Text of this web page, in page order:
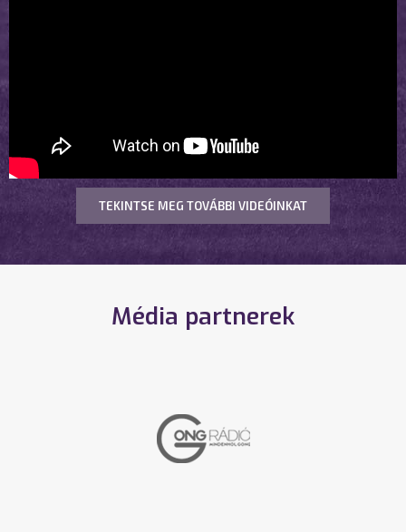
TEKINTSE MEG TOVÁBBI VIDEÓINKAT
Média partnerek